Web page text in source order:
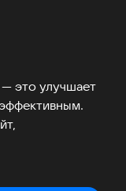
— это улучшает
©2026